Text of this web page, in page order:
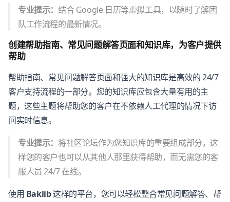
专业提示： 结合 Google 日历等虚拟工具，以随时了解团
队工作流程的最新情况。
创建帮助指南、常见问题解答页面和知识库，为客户提供
帮助
帮助指南、常见问题解答页面和强大的知识库是高效的 24/7
客户支持流程的一部分。您的知识库应包含大量有用的主
题，这些主题将帮助您的客户在不依赖人工代理的情况下访
问实时信息。
专业提示： 将社区论坛作为您知识库的重要组成部分，这
样您的客户也可以从其他人那里获得帮助，而无需您的客
服人员 24/7 在线。
使用 Baklib这样的平台，您可以轻松整合常见问题解答、帮